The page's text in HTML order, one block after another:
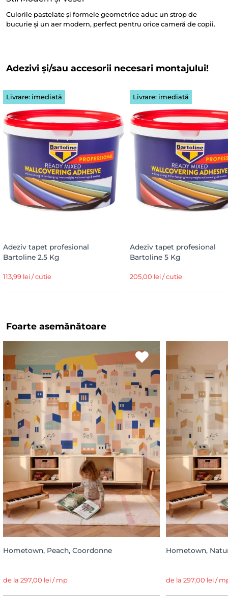
Culorile pastelate și formele geometrice aduc un strop de
bucurie și un aer modern, perfect pentru orice cameră de copii.
Adezivi și/sau accesorii necesari montajului!
Livrare: imediată
Adeziv tapet profesional
Bartoline 2.5 Kg
113,99 lei / cutie
Livrare: imediată
Adeziv tapet profesional
Bartoline 5 Kg
205,00 lei / cutie
Foarte asemănătoare
Hometown, Peach, Coordonne
de la 297,00 lei / mp
Hometown,
de la 297,00 lei /